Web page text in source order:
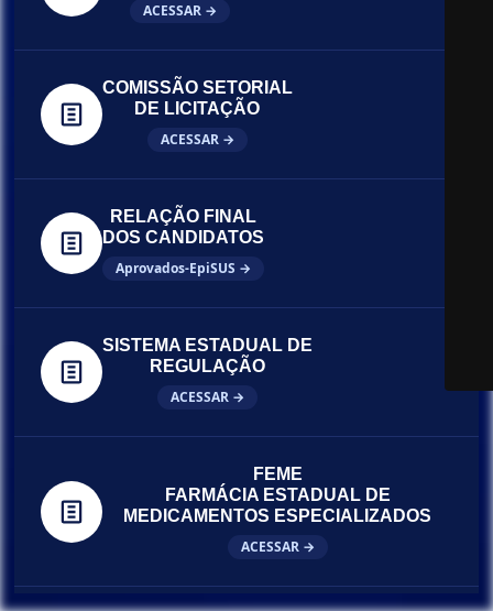
ACESSAR →
COMISSÃO SETORIAL
DE LICITAÇÃO
ACESSAR →
RELAÇÃO FINAL
DOS CANDIDATOS
Aprovados-EpiSUS →
SISTEMA ESTADUAL DE
REGULAÇÃO
ACESSAR →
FEME
FARMÁCIA ESTADUAL DE
MEDICAMENTOS ESPECIALIZADOS
ACESSAR →